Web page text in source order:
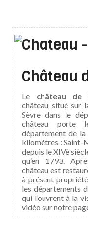
Château
Le château de
château situé sur
Sèvre dans le
château porte
département de la
kilomètres : Saint-
depuis le XIVè
qu’en 1793.
château est
à présent
les départements
qui l’ouvrent à la
vidéo sur notre